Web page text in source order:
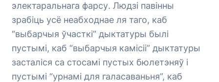
электаральнага фарсу. Людзі павінны
зрабіць усё неабходнае ля таго, каб
“выбарчыя ўчасткі” дыктатуры былі
пустымі, каб “выбарчыя камісіі” дыктатуры
засталіся са стосамі пустых бюлетэняў і
пустымі “урнамі для галасаваньня”, каб